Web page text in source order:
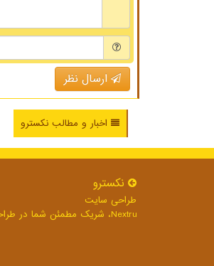
ارسال نظر
اخبار و مطالب نکسترو
نكسترو
طراحی سایت
Nextru، شریک مطمئن شما در طراحی سایت و توسعه نرم افزارهای تحت وب برای رشد بی وقفه کسب و کار